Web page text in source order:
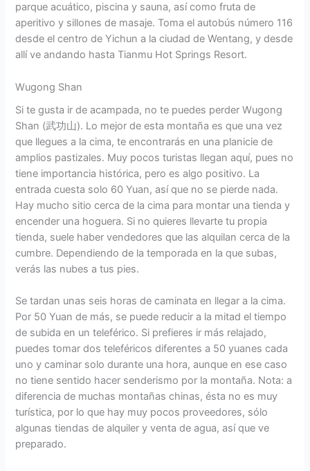
parque acuático, piscina y sauna, así como fruta de
aperitivo y sillones de masaje. Toma el autobús número 116
desde el centro de Yichun a la ciudad de Wentang, y desde
allí ve andando hasta Tianmu Hot Springs Resort.
Wugong Shan
Si te gusta ir de acampada, no te puedes perder Wugong
Shan (武功山). Lo mejor de esta montaña es que una vez
que llegues a la cima, te encontrarás en una planicie de
amplios pastizales. Muy pocos turistas llegan aquí, pues no
tiene importancia histórica, pero es algo positivo. La
entrada cuesta solo 60 Yuan, así que no se pierde nada.
Hay mucho sitio cerca de la cima para montar una tienda y
encender una hoguera. Si no quieres llevarte tu propia
tienda, suele haber vendedores que las alquilan cerca de la
cumbre. Dependiendo de la temporada en la que subas,
verás las nubes a tus pies.
Se tardan unas seis horas de caminata en llegar a la cima.
Por 50 Yuan de más, se puede reducir a la mitad el tiempo
de subida en un teleférico. Si prefieres ir más relajado,
puedes tomar dos teleféricos diferentes a 50 yuanes cada
uno y caminar solo durante una hora, aunque en ese caso
no tiene sentido hacer senderismo por la montaña. Nota: a
diferencia de muchas montañas chinas, ésta no es muy
turística, por lo que hay muy pocos proveedores, sólo
algunas tiendas de alquiler y venta de agua, así que ve
preparado.